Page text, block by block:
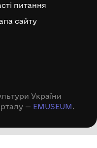
питання
сайту
України
— EMUSEUM.